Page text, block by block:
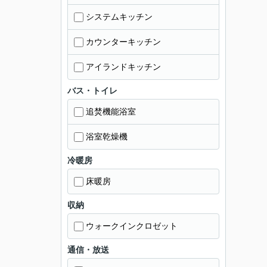
システムキッチン
カウンターキッチン
アイランドキッチン
バス・トイレ
追焚機能浴室
浴室乾燥機
冷暖房
床暖房
収納
ウォークインクロゼット
通信・放送